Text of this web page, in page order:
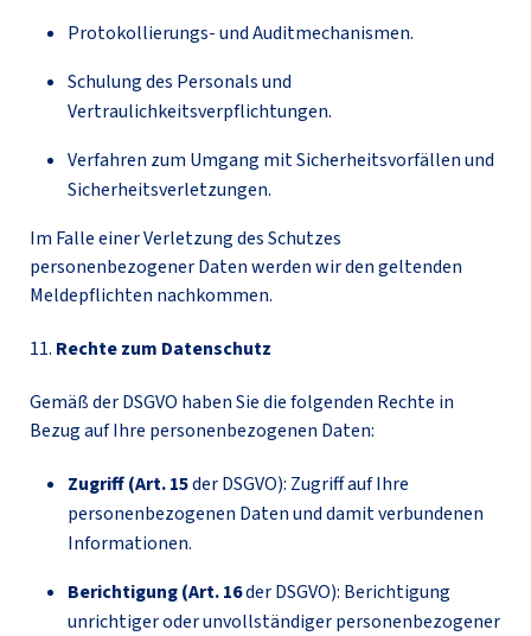
Protokollierungs- und Auditmechanismen.
Schulung des Personals und
Vertraulichkeitsverpflichtungen.
Verfahren zum Umgang mit Sicherheitsvorfällen und
Sicherheitsverletzungen.
Im Falle einer Verletzung des Schutzes
personenbezogener Daten werden wir den geltenden
Meldepflichten nachkommen.
11. Rechte zum Datenschutz
Gemäß der DSGVO haben Sie die folgenden Rechte in
Bezug auf Ihre personenbezogenen Daten:
Zugriff (Art. 15der DSGVO): Zugriff auf Ihre
personenbezogenen Daten und damit verbundenen
Informationen.
Berichtigung (Art. 16der DSGVO): Berichtigung
unrichtiger oder unvollständiger personenbezogener